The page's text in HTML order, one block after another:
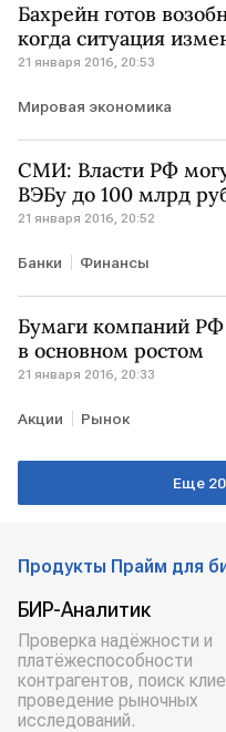
Бахрейн готов
когда ситуация
21 января 2016, 20:53
Мировая экономика
СМИ: Власти РФ
ВЭБу до 100 млрд
21 января 2016, 20:52
Банки Финансы
Бумаги компаний
в основном ростом
21 января 2016, 20:33
Акции Рынок
Еще
Продукты Прайм для
БИР-Аналитик
Проверка надёжности и
платёжеспособности
контрагентов, поиск
проведение рыночных
исследований.